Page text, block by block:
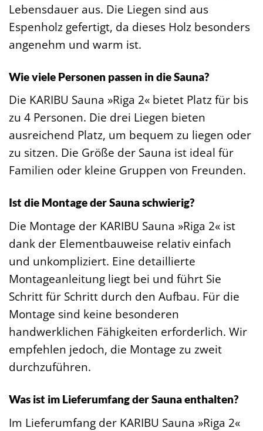
Lebensdauer aus. Die Liegen sind aus
Espenholz gefertigt, da dieses Holz besonders
angenehm und warm ist.
Wie viele Personen passen in die Sauna?
Die KARIBU Sauna »Riga 2« bietet Platz für bis
zu 4 Personen. Die drei Liegen bieten
ausreichend Platz, um bequem zu liegen oder
zu sitzen. Die Größe der Sauna ist ideal für
Familien oder kleine Gruppen von Freunden.
Ist die Montage der Sauna schwierig?
Die Montage der KARIBU Sauna »Riga 2« ist
dank der Elementbauweise relativ einfach
und unkompliziert. Eine detaillierte
Montageanleitung liegt bei und führt Sie
Schritt für Schritt durch den Aufbau. Für die
Montage sind keine besonderen
handwerklichen Fähigkeiten erforderlich. Wir
empfehlen jedoch, die Montage zu zweit
durchzuführen.
Was ist im Lieferumfang der Sauna enthalten?
Im Lieferumfang der KARIBU Sauna »Riga 2«